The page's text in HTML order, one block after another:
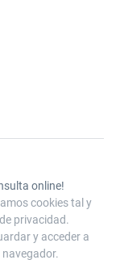
online!
cookies tal y
privacidad.
y acceder a